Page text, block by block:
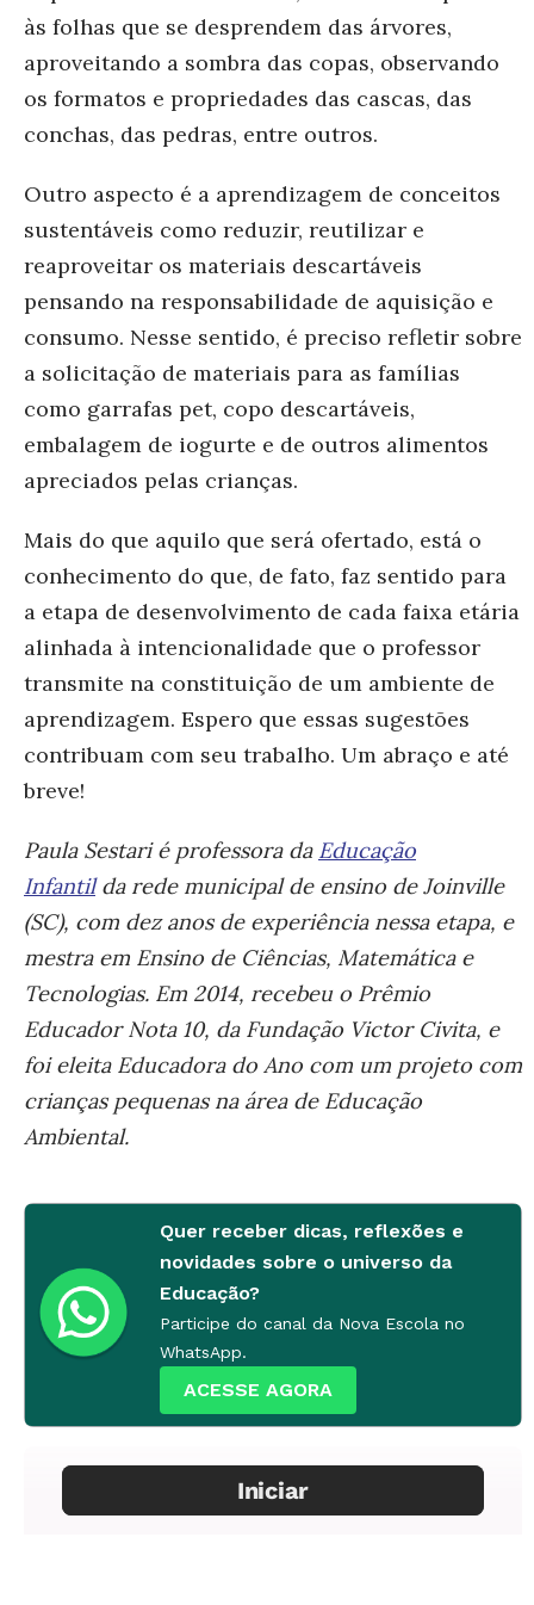
às folhas que se desprendem das árvores,
aproveitando a sombra das copas, observando
os formatos e propriedades das cascas, das
conchas, das pedras, entre outros.
Outro aspecto é a aprendizagem de conceitos
sustentáveis como reduzir, reutilizar e
reaproveitar os materiais descartáveis
pensando na responsabilidade de aquisição e
consumo. Nesse sentido, é preciso refletir sobre
a solicitação de materiais para as famílias
como garrafas pet, copo descartáveis,
embalagem de iogurte e de outros alimentos
apreciados pelas crianças.
Mais do que aquilo que será ofertado, está o
conhecimento do que, de fato, faz sentido para
a etapa de desenvolvimento de cada faixa etária
alinhada à intencionalidade que o professor
transmite na constituição de um ambiente de
aprendizagem. Espero que essas sugestões
contribuam com seu trabalho. Um abraço e até
breve!
Paula Sestari é professora da Educação
Infantilda rede municipal de ensino de Joinville
(SC), com dez anos de experiência nessa etapa, e
mestra em Ensino de Ciências, Matemática e
Tecnologias. Em 2014, recebeu o Prêmio
Educador Nota 10, da Fundação Victor Civita, e
foi eleita Educadora do Ano com um projeto com
crianças pequenas na área de Educação
Ambiental.
Quer receber dicas, reflexões e
novidades sobre o universo da
Educação?
Participe do canal da Nova Escola no
WhatsApp.
ACESSE AGORA